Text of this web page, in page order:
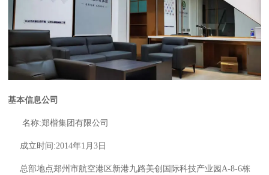
基本信息公司
名称:郑楷集团有限公司
成立时间:2014年1月3日
总部地点郑州市航空港区新港九路美创国际科技产业园A-8-6栋